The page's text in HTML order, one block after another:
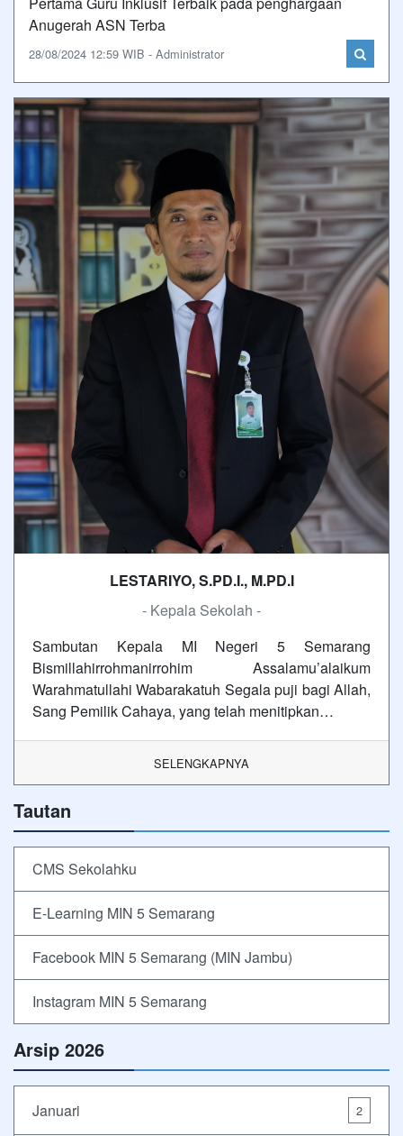
Anugerah ASN Terba
28/08/2024 12:59 WIB - Administrator
LESTARIYO, S.PD.I., M.PD.I
- Kepala Sekolah -
Sambutan Kepala MI Negeri 5 Semarang
Bismillahirrohmanirrohim Assalamu’alaikum
Warahmatullahi Wabarakatuh Segala puji bagi Allah,
Sang Pemilik Cahaya, yang telah menitipkan…
SELENGKAPNYA
Tautan
CMS Sekolahku
E-Learning MIN 5 Semarang
Facebook MIN 5 Semarang (MIN Jambu)
Instagram MIN 5 Semarang
Arsip 2026
Januari 2